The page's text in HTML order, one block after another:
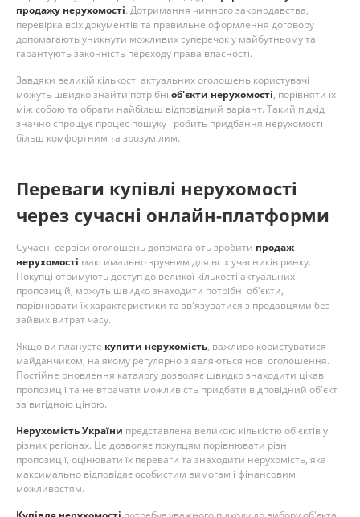
продажу нерухомості. Дотримання чинного законодавства,
перевірка всіх документів та правильне оформлення договору
допомагають уникнути можливих суперечок у майбутньому та
гарантують законність переходу права власності.
Завдяки великій кількості актуальних оголошень користувачі
можуть швидко знайти потрібні об'єкти нерухомості, порівняти їх
між собою та обрати найбільш відповідний варіант. Такий підхід
значно спрощує процес пошуку і робить придбання нерухомості
більш комфортним та зрозумілим.
Переваги купівлі нерухомості
через сучасні онлайн-платформи
Сучасні сервіси оголошень допомагають зробити продаж
нерухомості максимально зручним для всіх учасників ринку.
Покупці отримують доступ до великої кількості актуальних
пропозицій, можуть швидко знаходити потрібні об'єкти,
порівнювати їх характеристики та зв'язуватися з продавцями без
зайвих витрат часу.
Якщо ви плануєте купити нерухомість, важливо користуватися
майданчиком, на якому регулярно з'являються нові оголошення.
Постійне оновлення каталогу дозволяє швидко знаходити цікаві
пропозиції та не втрачати можливість придбати відповідний об'єкт
за вигідною ціною.
Нерухомість України представлена великою кількістю об'єктів у
різних регіонах. Це дозволяє покупцям порівнювати різні
пропозиції, оцінювати їх переваги та знаходити нерухомість, яка
максимально відповідає особистим вимогам і фінансовим
можливостям.